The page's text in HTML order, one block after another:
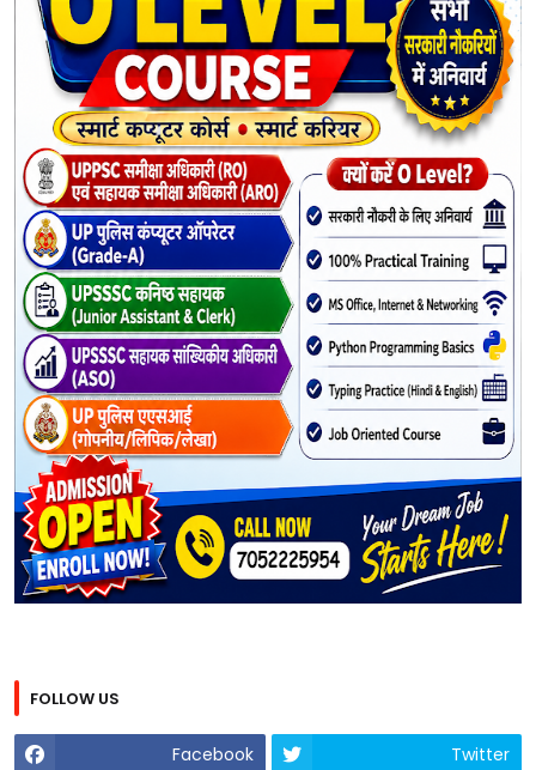
FOLLOW US
Facebook
Twitter